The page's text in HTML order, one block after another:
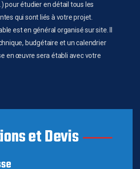
pour étudier en détail tous les
qui sont liés à votre projet.
est en général organisé sur site. Il
budgétaire et un calendrier
en œuvre sera établi avec votre
et Devis